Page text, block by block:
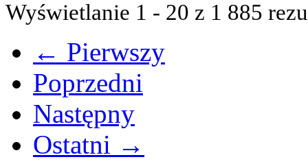
Wyświetlanie 1 - 20 z 1 885
← Pierwszy
Poprzedni
Następny
Ostatni →